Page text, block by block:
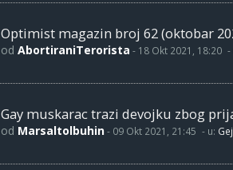
Optimist magazin broj 62 (oktobar
od AbortiraniTerorista - 18 Okt 2021, 18:20 -
Gay muskarac trazi devojku zbog
od Marsaltolbuhin- 09 Okt 2021, 21:45 - u: